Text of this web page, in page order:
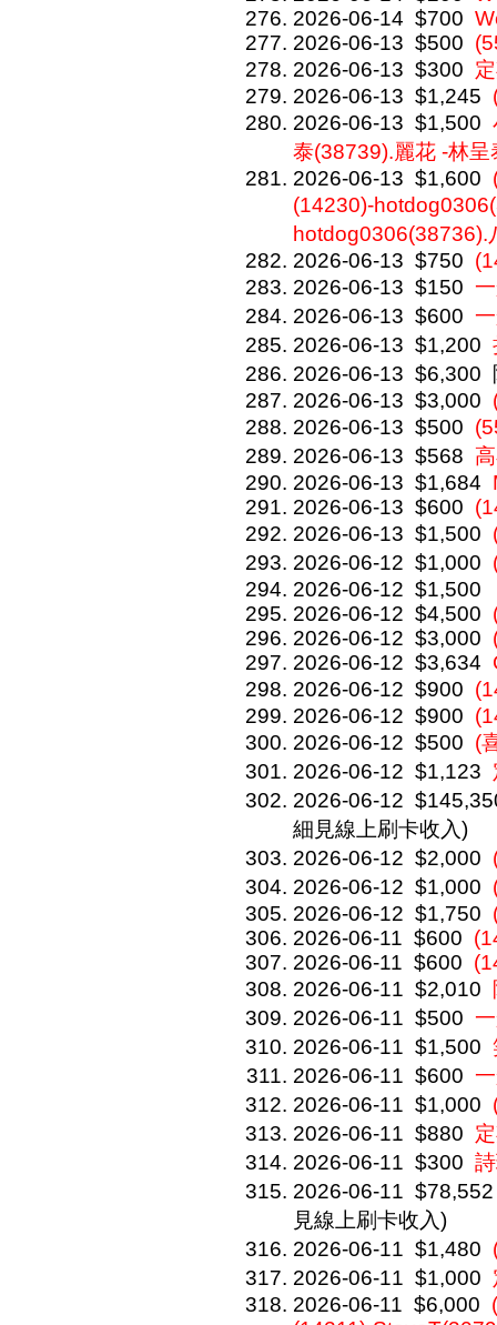
2026-06-14 $700
2026-06-13 $500
2026-06-13 $300
2026-06-13 $1,245
2026-06-13 $1,500
泰(38739).麗花 -林
2026-06-13 $1,600
(14230)-
2026-06-13 $750
2026-06-13 $150
2026-06-13 $600
2026-06-13 $1,200
2026-06-13 $6,300
2026-06-13 $3,000
2026-06-13 $500
2026-06-13 $568
2026-06-13 $1,684
2026-06-13 $600
2026-06-13 $1,500
2026-06-12 $1,000
2026-06-12 $1,500
2026-06-12 $4,500
2026-06-12 $3,000
2026-06-12 $3,634
2026-06-12 $900
2026-06-12 $900
2026-06-12 $500 (
2026-06-12 $1,123
2026-06-12
細見線上刷卡收入)
2026-06-12 $2,000
2026-06-12 $1,000
2026-06-12 $1,750
2026-06-11 $600
2026-06-11 $600
2026-06-11 $2,010
2026-06-11 $500
2026-06-11 $1,500
2026-06-11 $600
2026-06-11 $1,000
2026-06-11 $880
2026-06-11 $300
2026-06-11 $78,552
見線上刷卡收入)
2026-06-11 $1,480
2026-06-11 $1,000
2026-06-11 $6,000